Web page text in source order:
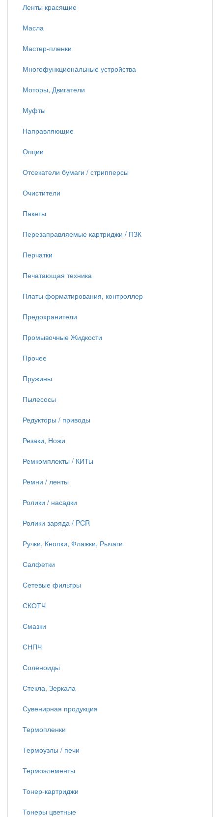
Ленты красящие
Масла
Мастер-пленки
Многофункциональные устройства
Моторы, Двигатели
Муфты
Направляющие
Опции
Отсекатели бумаги / стрипперсы
Очистители
Пакеты
Перезаправляемые картриджи / ПЗК
Перчатки
Печатающая техника
Платы форматирования, контроллер
Предохранители
Промывочные Жидкости
Прочее
Пружины
Пылесосы
Редукторы / приводы
Резаки, Ножи
Ремкомплекты / КИТы
Ремни / ленты
Ролики / насадки
Ролики заряда / PCR
Ручки, Кнопки, Флажки, Рычаги
Салфетки
Сетевые фильтры
СКОТЧ
Смазки
СНПЧ
Соленоиды
Стекла, Зеркала
Сувенирная продукция
Термопленки
Термоузлы / печи
Термоэлементы
Тонер-картриджи
Тонеры цветные